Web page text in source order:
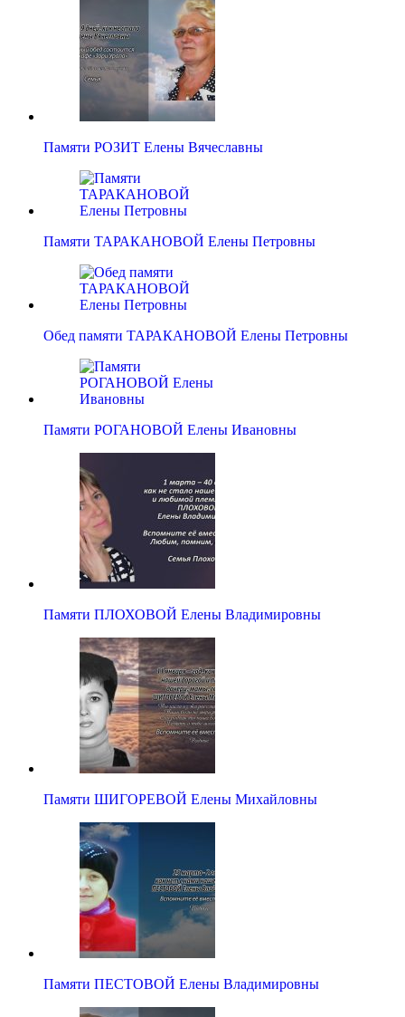
Памяти РОЗИТ Елены Вячеславны
Памяти ТАРАКАНОВОЙ Елены Петровны
Обед памяти ТАРАКАНОВОЙ Елены Петровны
Памяти РОГАНОВОЙ Елены Ивановны
Памяти ПЛОХОВОЙ Елены Владимировны
Памяти ШИГОРЕВОЙ Елены Михайловны
Памяти ПЕСТОВОЙ Елены Владимировны